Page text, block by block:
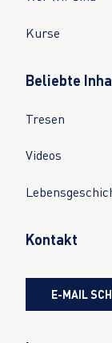
Kurse
Beliebte
Tresen
Videos
Kontakt
E-MAIL